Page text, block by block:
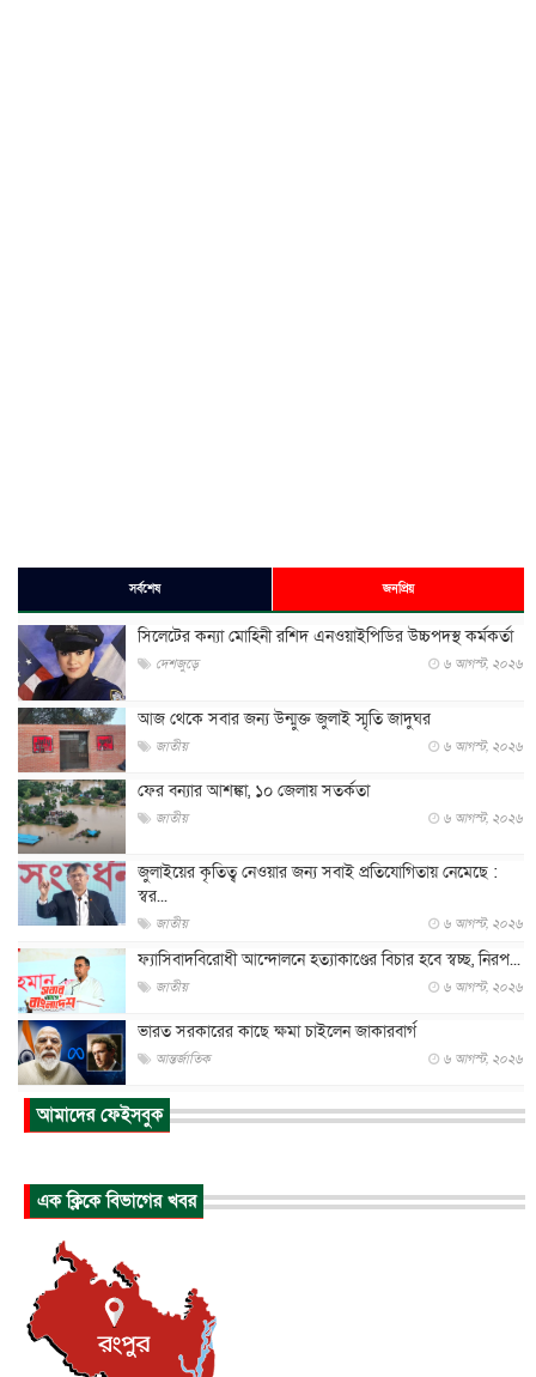
সর্বশেষ জনপ্রিয়
সিলেটের কন্যা মোহিনী রশিদ এনওয়াইপিডির উচ্চপদস্থ কর্মকর্তা
দেশজুড়ে ৬ আগস্ট, ২০২৬
আজ থেকে সবার জন্য উন্মুক্ত জুলাই স্মৃতি জাদুঘর
জাতীয় ৬ আগস্ট, ২০২৬
ফের বন্যার আশঙ্কা, ১০ জেলায় সতর্কতা
জাতীয় ৬ আগস্ট, ২০২৬
জুলাইয়ের কৃতিত্ব নেওয়ার জন্য সবাই প্রতিযোগিতায় নেমেছে :
স্বর...
জাতীয় ৬ আগস্ট, ২০২৬
ফ্যাসিবাদবিরোধী আন্দোলনে হত্যাকাণ্ডের বিচার হবে স্বচ্ছ, নিরপ...
জাতীয় ৬ আগস্ট, ২০২৬
ভারত সরকারের কাছে ক্ষমা চাইলেন জাকারবার্গ
আন্তর্জাতিক ৬ আগস্ট, ২০২৬
আকাশে ট্রাম্পের হেলিকপ্টার ও যাত্রীবাহী বিমান মুখোমুখি, তদন্...
আন্তর্জাতিক
আন্তর্জাতিক ৬ আগস্ট, ২০২৬
টি-টোয়েন্টি ইতিহাসের সর্বোচ্চ রানের মালিক এখন জস বাটলার
আমাদের ফেইসবুক
এক ক্লিকে বিভাগের খবর